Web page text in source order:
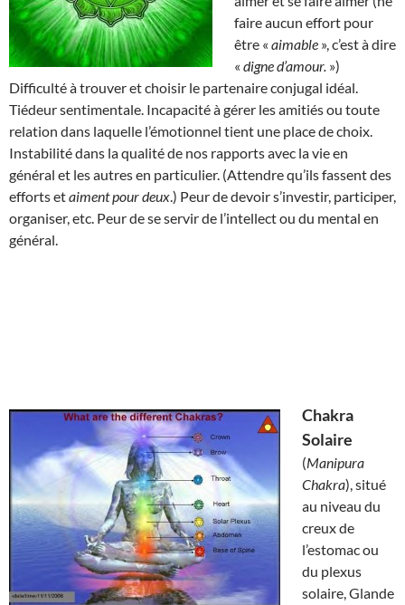
faire aucun effort pour
être « aimable », c’est à dire
« digne d’amour. »)
Difficulté à trouver et choisir le partenaire conjugal idéal.
Tiédeur sentimentale. Incapacité à gérer les amitiés ou toute
relation dans laquelle l’émotionnel tient une place de choix.
Instabilité dans la qualité de nos rapports avec la vie en
général et les autres en particulier. (Attendre qu’ils fassent des
efforts etaiment pour deux.) Peur de devoir s’investir, participer,
organiser, etc. Peur de se servir de l’intellect ou du mental en
général.
Chakra
Solaire
(Manipura
Chakra), situé
au niveau du
creux de
l’estomac ou
du plexus
solaire, Glande